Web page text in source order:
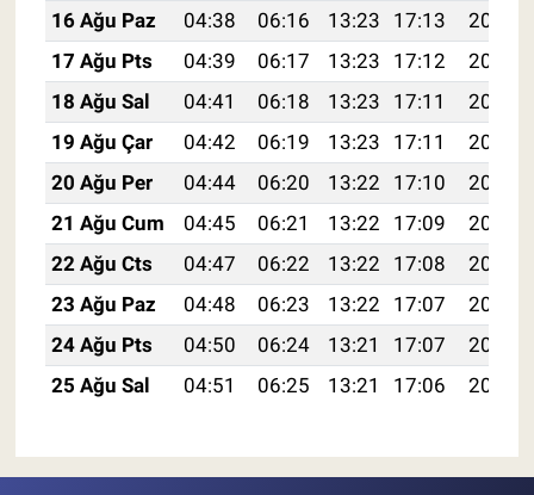
16 Ağu Paz
04:38 06:16 13:23 17:13
20:20
17 Ağu Pts
04:39 06:17 13:23 17:12
20:19
18 Ağu Sal
04:41 06:18 13:23 17:11
20:18
19 Ağu Çar
04:42 06:19 13:23 17:11
20:16
20 Ağu Per
04:44 06:20 13:22 17:10
20:15
21 Ağu Cum
04:45 06:21 13:22 17:09
20:13
22 Ağu Cts
04:47 06:22 13:22 17:08
20:12
23 Ağu Paz
04:48 06:23 13:22 17:07
20:10
24 Ağu Pts
04:50 06:24 13:21 17:07
20:08
25 Ağu Sal
04:51 06:25 13:21 17:06 20:07